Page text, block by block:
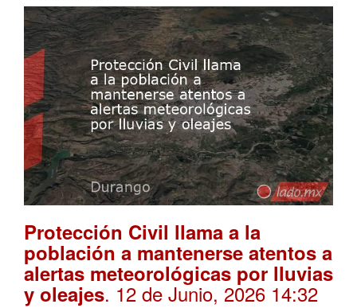
Protección Civil llama a la
población a mantenerse atentos a
alertas meteorológicas por lluvias
y oleajes. 12 de Junio, 2026 14:32